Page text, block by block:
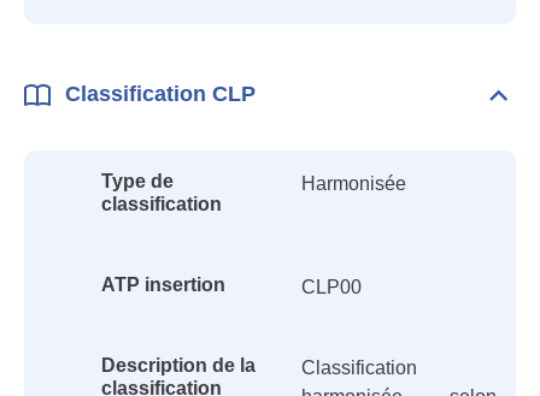
Classification CLP
Type de
classification
Harmonisée
ATP insertion CLP00
Description de la
classification
Classification